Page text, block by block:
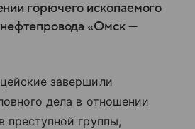
горючего ископаемого
нефтепровода «Омск —
завершили
дела в отношении
преступной группы,